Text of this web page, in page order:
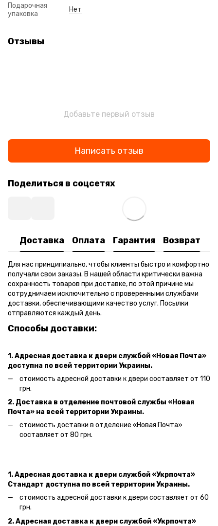
Подарочная
упаковка
Нет
Отзывы
Добавьте первый отзыв
Написать отзыв
Поделиться в соцсетях
Доставка Оплата Гарантия Возврат
Для нас принципиально, чтобы клиенты быстро и комфортно
получали свои заказы. В нашей области критически важна
сохранность товаров при доставке, по этой причине мы
сотрудничаем исключительно с проверенными службами
доставки, обеспечивающими качество услуг. Посылки
отправляются каждый день.
Способы доставки:
1. Адресная доставка к двери службой «Новая Почта»
доступна по всей территории Украины.
стоимость адресной доставки к двери составляет от 110
грн.
2. Доставка в отделение почтовой службы «Новая
Почта» на всей территории Украины.
стоимость доставки в отделение «Новая Почта»
составляет от 80 грн.
1. Адресная доставка к двери службой «Укрпочта»
Стандарт доступна по всей территории Украины.
стоимость адресной доставки к двери составляет от 60
грн.
2. Адресная доставка к двери службой «Укрпочта»